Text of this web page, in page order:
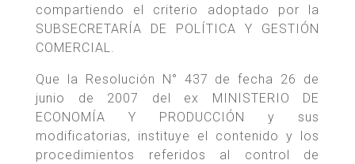
compartiendo el criterio adoptado por la
SUBSECRETARÍA DE POLÍTICA Y GESTIÓN
COMERCIAL.
Que la Resolución N° 437 de fecha 26 de
junio de 2007 del ex MINISTERIO DE
ECONOMÍA Y PRODUCCIÓN y sus
modificatorias, instituye el contenido y los
procedimientos referidos al control de